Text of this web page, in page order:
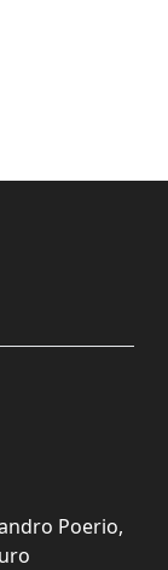
Poerio,